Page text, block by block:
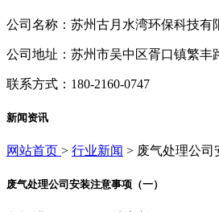
公司名称：苏州古月水湾环保科技有
公司地址：苏州市吴中区胥口镇繁丰
联系方式：180-2160-0747
新闻资讯
网站首页 > 行业新闻 > 废气处理公司
废气处理公司安装注意事项（一）